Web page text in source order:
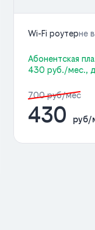
Wi-Fi роутерне
Абонентская
430 руб./мес.,
700 руб/мес
430 руб/